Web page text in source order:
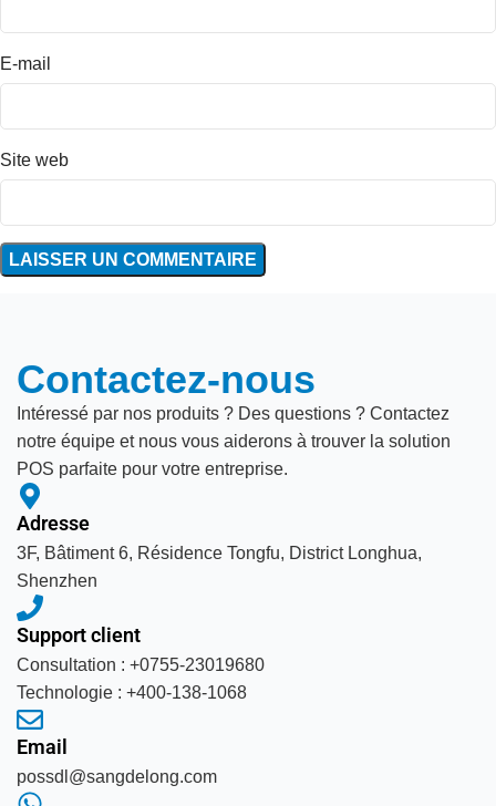
E-mail
Site web
Contactez-nous
Intéressé par nos produits ? Des questions ? Contactez
notre équipe et nous vous aiderons à trouver la solution
POS parfaite pour votre entreprise.
Adresse
3F, Bâtiment 6, Résidence Tongfu, District Longhua,
Shenzhen
Support client
Consultation : +0755-23019680
Technologie : +400-138-1068
Email
possdl@sangdelong.com